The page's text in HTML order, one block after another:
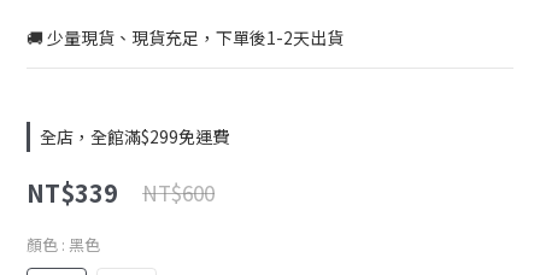
🚚 少量現貨、現貨充足，下單後1-2天出貨
全店，全館滿$299免運費
NT$339 NT$600
顏色 : 黑色